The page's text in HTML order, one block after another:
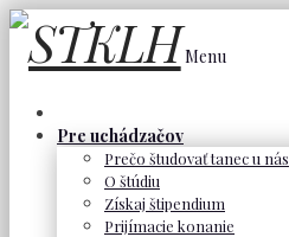
Menu
Pre uchádzačov
Prečo študovať tanec u nás
O štúdiu
Získaj štipendium
Prijímacie konanie